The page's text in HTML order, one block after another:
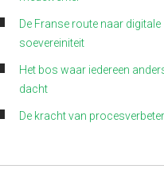
De Franse route naar digitale
soevereiniteit
Het bos waar iedereen
dacht
De kracht van